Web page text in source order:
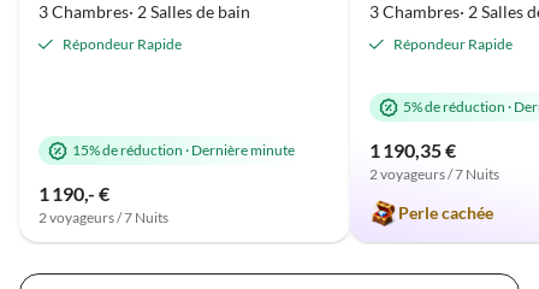
3 Chambres· 2 Salles de bain
Répondeur Rapide
15% de réduction · Dernière minute
1 190,- €
2 voyageurs / 7 Nuits
3 Chambres· 2 Salles
Répondeur Rapide
5% de réduction ·
1 190,35 €
2 voyageurs / 7 Nuits
Perle cachée